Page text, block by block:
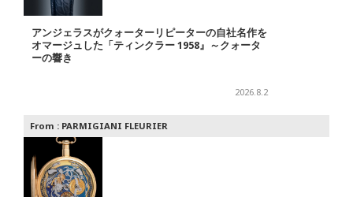
アンジェラスがクォーターリピーターの自社名作を
オマージュした「ティンクラー 1958』～クォータ
ーの響き
2026.8.2
From : PARMIGIANI FLEURIER